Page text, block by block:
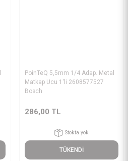
PoinTeQ 5,5mm 1/4 Adap. Metal
Matkap Ucu 1'li 2608577527
Bosch
286,00 TL
Stokta yok
TÜKENDİ